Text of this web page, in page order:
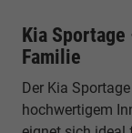
Kia
Familie
Der Kia
hochwertigem